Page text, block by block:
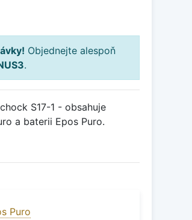
Objednejte alespoň
.
S17-1 - obsahuje
a baterii Epos Puro.
Puro